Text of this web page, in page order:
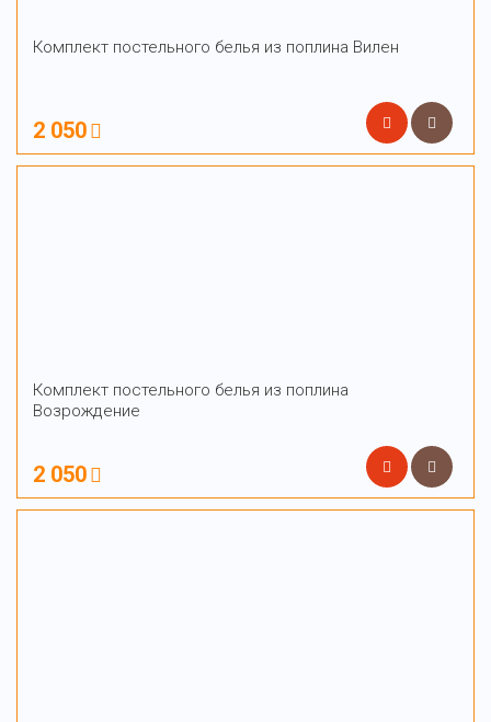
Комплект постельного белья из поплина Вилен
2 050
Комплект постельного белья из поплина
Возрождение
2 050